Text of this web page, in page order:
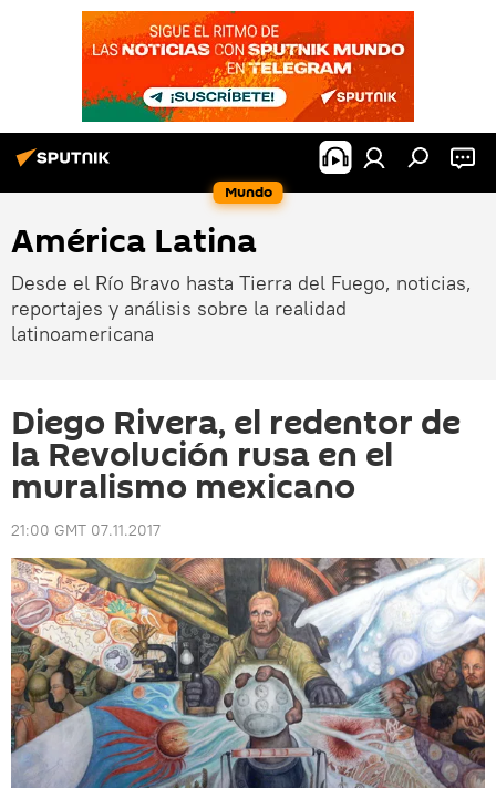
Mundo
América Latina
Desde el Río Bravo hasta Tierra del Fuego, noticias,
reportajes y análisis sobre la realidad
latinoamericana
Diego Rivera, el redentor de
la Revolución rusa en el
muralismo mexicano
21:00 GMT 07.11.2017